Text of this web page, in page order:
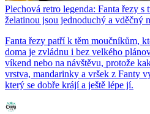
Plechová retro legenda: Fanta řezy s
želatinou jsou jednoduchý a vděčný
Fanta řezy patří k těm moučníkům,
doma je zvládnu i bez velkého
víkend nebo na návštěvu, protože
vrstva, mandarinky a vršek z Fanty
který se dobře krájí a ještě lépe jí.